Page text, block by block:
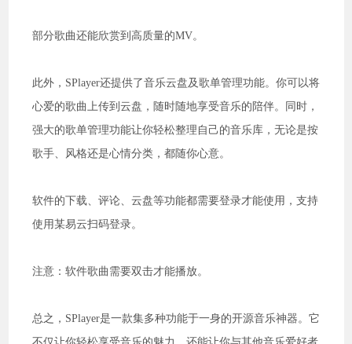
部分歌曲还能欣赏到高质量的MV。
此外，SPlayer还提供了音乐云盘及歌单管理功能。你可以将
心爱的歌曲上传到云盘，随时随地享受音乐的陪伴。同时，
强大的歌单管理功能让你轻松整理自己的音乐库，无论是按
歌手、风格还是心情分类，都随你心意。
软件的下载、评论、云盘等功能都需要登录才能使用，支持
使用某易云扫码登录。
注意：软件歌曲需要双击才能播放。
总之，SPlayer是一款集多种功能于一身的开源音乐神器。它